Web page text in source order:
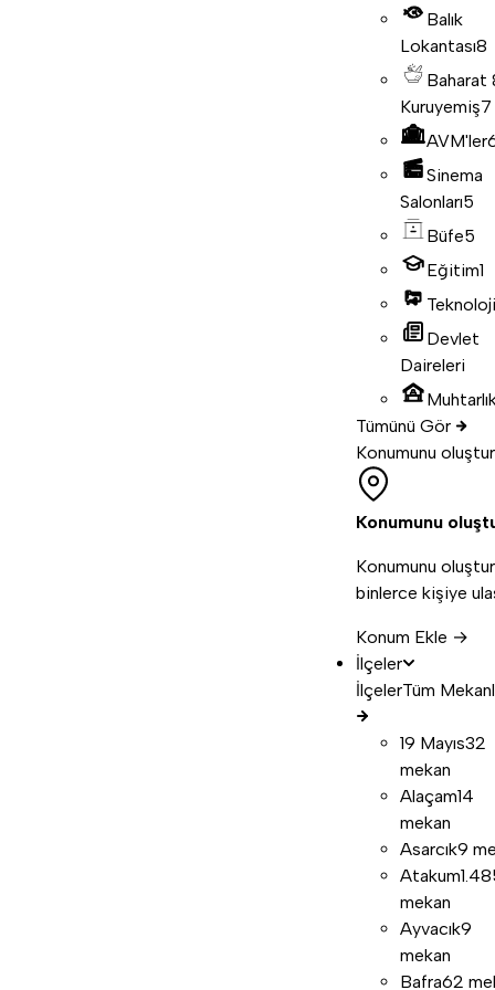
Balık
Lokantası8
Baharat
Kuruyemiş7
AVM'ler
Sinema
Salonları5
Büfe5
Eğitim1
Teknoloji
Devlet
Daireleri
Tümünü Gör
Konumunu oluştur
Konumunu
Konumunu
binlerce kişiye
Konum Ekle →
İlçeler
İlçelerTüm
19 Mayıs32
mekan
Alaçam14
mekan
Asarcık9
Atakum
mekan
Ayvacık9
mekan
Bafra62